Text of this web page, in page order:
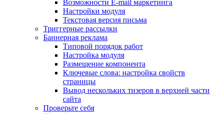
Возможности E-mail маркетинга
Настройки модуля
Текстовая версия письма
Триггерные рассылки
Баннерная реклама
Типовой порядок работ
Настройка модуля
Размещение компонента
Ключевые слова: настройка свойств
страницы
Вывод нескольких тизеров в верхней части
сайта
Проверьте себя